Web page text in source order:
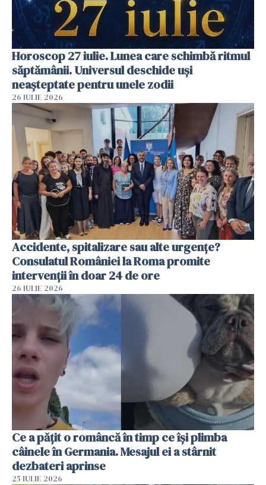
Horoscop 27 iulie. Lunea care schimbă ritmul
săptămânii. Universul deschide uși
neașteptate pentru unele zodii
26 IULIE 2026
Accidente, spitalizare sau alte urgențe?
Consulatul României la Roma promite
intervenții în doar 24 de ore
26 IULIE 2026
Ce a pățit o româncă în timp ce își plimba
câinele în Germania. Mesajul ei a stârnit
dezbateri aprinse
25 IULIE 2026